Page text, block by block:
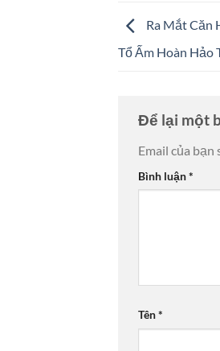
Ra Mắt Căn
Tổ Ấm Hoàn Hảo
Để lại một
Email của bạn
Bình luận*
Tên*